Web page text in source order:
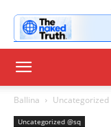
Ballina Uncategorized
Uncategorized @sq